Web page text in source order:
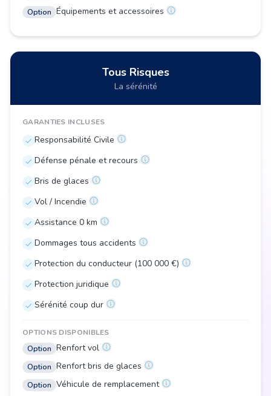
Option Équipements et accessoires
Tous Risques
La sérénité
GARANTIES INCLUSES
Responsabilité Civile
Défense pénale et recours
Bris de glaces
Vol / Incendie
Assistance 0 km
Dommages tous accidents
Protection du conducteur (100 000 €)
Protection juridique
Sérénité coup dur
OPTIONS DISPONIBLES
Option Renfort vol
Option Renfort bris de glaces
Option Véhicule de remplacement